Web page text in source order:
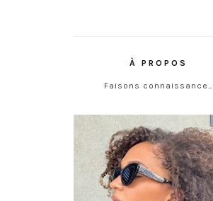
À PROPOS
Faisons connaissance…